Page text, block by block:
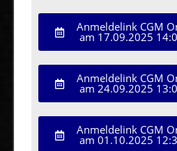
Anmeldelink CGM
am 17.09.2025
Anmeldelink CGM
am 24.09.2025
Anmeldelink CGM
am 01.10.2025